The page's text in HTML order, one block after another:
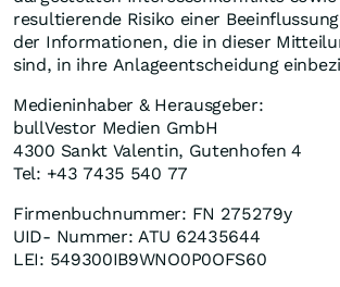
resultierende Risiko einer
der Informationen, die in dieser
sind, in ihre Anlageentscheidung
Medieninhaber & Herausgeber:
bullVestor Medien GmbH
4300 Sankt Valentin, Gutenhofen 4
Tel: +43 7435 540 77
Firmenbuchnummer: FN 275279y
UID- Nummer: ATU 62435644
LEI: 549300IB9WNO0P0OFS60